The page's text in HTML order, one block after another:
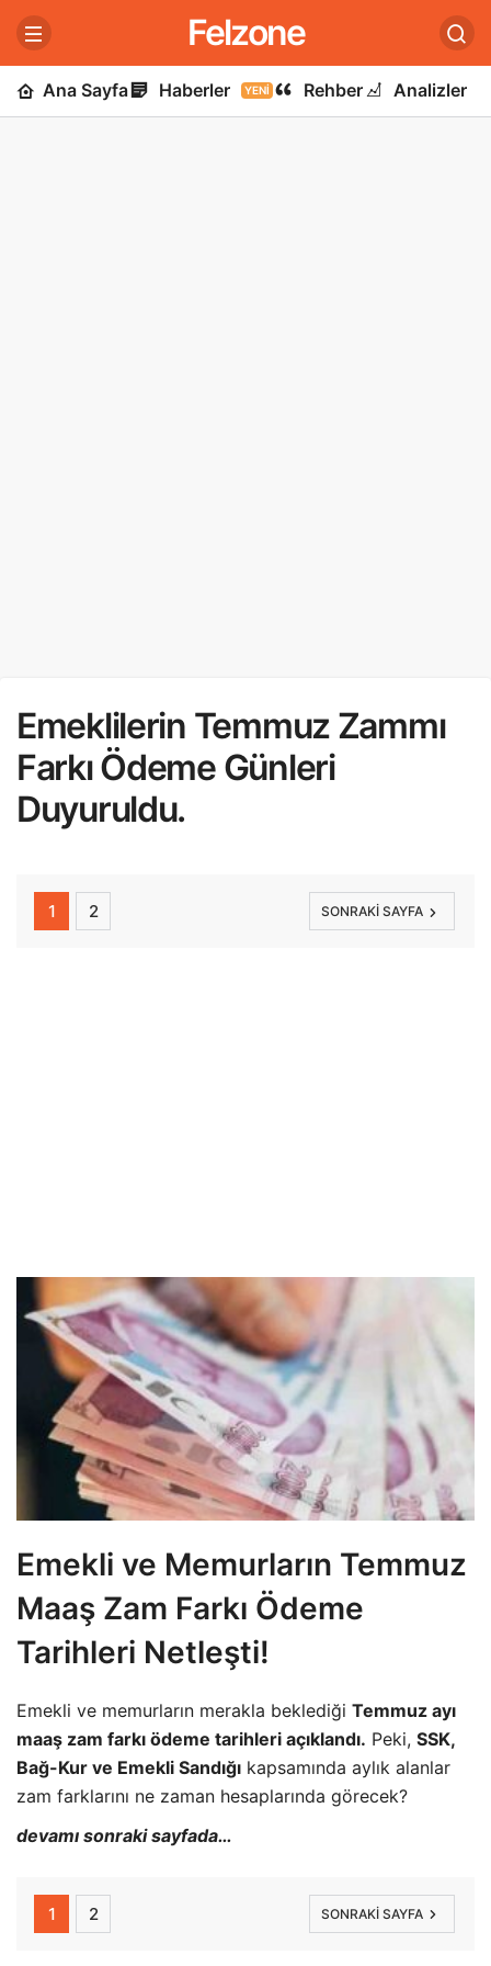
Felzone
Ana Sayfa Haberler YENI Rehber Analizler
Emeklilerin Temmuz Zammı
Farkı Ödeme Günleri
Duyuruldu.
1 2 SONRAKI SAYFA
Emekli ve Memurların Temmuz
Maaş Zam Farkı Ödeme
Tarihleri Netleşti!
Emekli ve memurların merakla beklediği Temmuz ayı
maaş zam farkı ödeme tarihleri açıklandı. Peki, SSK,
Bağ-Kur ve Emekli Sandığı kapsamında aylık alanlar
zam farklarını ne zaman hesaplarında görecek?
devamı sonraki sayfada…
1 2 SONRAKI SAYFA